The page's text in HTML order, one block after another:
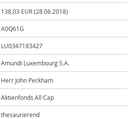
138,03 EUR (28.06.2018)
A0Q61G
LU0347183427
Amundi Luxembourg S.A.
Herr John Peckham
Aktienfonds All Cap
thesaurierend